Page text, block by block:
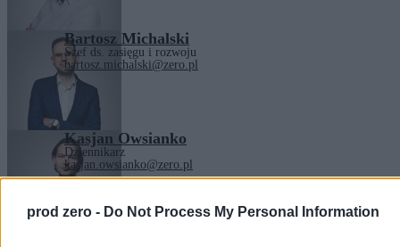
prod zero - Do Not Process My Personal Information
Bartosz Michalski
Szef ds. zasięgu i rozwoju
bartosz.michalski@zero.pl
Kasjan Owsianko
Dziennikarz
kasjan.owsianko@zero.pl
Tagi: